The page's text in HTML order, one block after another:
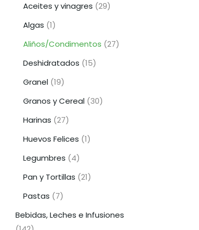
Legumbres
Pan y Tortillas
Pastas
Aceites y vinagres (29)
Algas (1)
Aliños/Condimentos (27)
Deshidratados (15)
Granel (19)
Granos y Cereal (30)
Harinas (27)
Huevos Felices (1)
Legumbres (4)
Pan y Tortillas (21)
Pastas (7)
Bebidas, Leches e Infusiones